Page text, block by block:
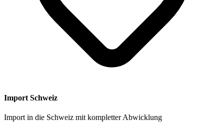
Import Schweiz
Import in die Schweiz mit kompletter Abwicklung